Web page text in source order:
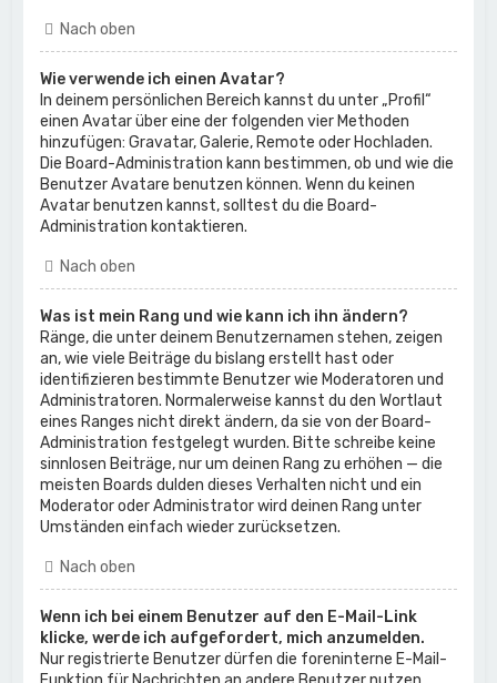
Nach oben
Wie verwende ich einen Avatar?
In deinem persönlichen Bereich kannst du unter „Profil“
einen Avatar über eine der folgenden vier Methoden
hinzufügen: Gravatar, Galerie, Remote oder Hochladen.
Die Board-Administration kann bestimmen, ob und wie die
Benutzer Avatare benutzen können. Wenn du keinen
Avatar benutzen kannst, solltest du die Board-
Administration kontaktieren.
Nach oben
Was ist mein Rang und wie kann ich ihn ändern?
Ränge, die unter deinem Benutzernamen stehen, zeigen
an, wie viele Beiträge du bislang erstellt hast oder
identifizieren bestimmte Benutzer wie Moderatoren und
Administratoren. Normalerweise kannst du den Wortlaut
eines Ranges nicht direkt ändern, da sie von der Board-
Administration festgelegt wurden. Bitte schreibe keine
sinnlosen Beiträge, nur um deinen Rang zu erhöhen — die
meisten Boards dulden dieses Verhalten nicht und ein
Moderator oder Administrator wird deinen Rang unter
Umständen einfach wieder zurücksetzen.
Nach oben
Wenn ich bei einem Benutzer auf den E-Mail-Link
klicke, werde ich aufgefordert, mich anzumelden.
Nur registrierte Benutzer dürfen die foreninterne E-Mail-